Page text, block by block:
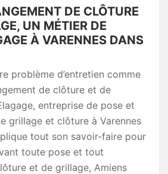
DE CLÔTURE
UN MÉTIER DE
À VARENNES DANS
problème d’entretien comme
de clôture et de
entreprise de pose et
grillage et clôture à Varennes
tout son savoir-faire pour
toute pose et tout
et de grillage, Amiens